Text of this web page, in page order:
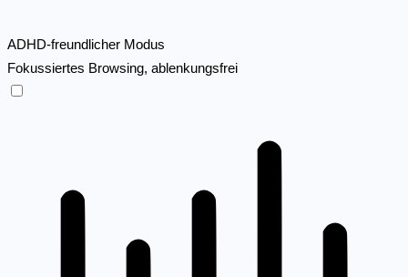
ADHD-freundlicher Modus
Fokussiertes Browsing, ablenkungsfrei